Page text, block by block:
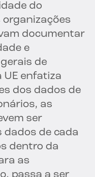
do
documentar
e
de
UE enfatiza
dos dados de
as
ser
dados de cada
dentro da
as